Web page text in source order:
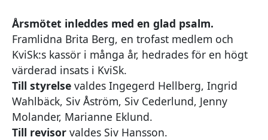
Årsmötet inleddes med en glad psalm.
Framlidna Brita Berg, en trofast medlem och
KviSk:s kassör i många år, hedrades för en högt
värderad insats i KviSk.
Till styrelse valdes Ingegerd Hellberg, Ingrid
Wahlbäck, Siv Åström, Siv Cederlund, Jenny
Molander, Marianne Eklund.
Till revisor valdes Siv Hansson.